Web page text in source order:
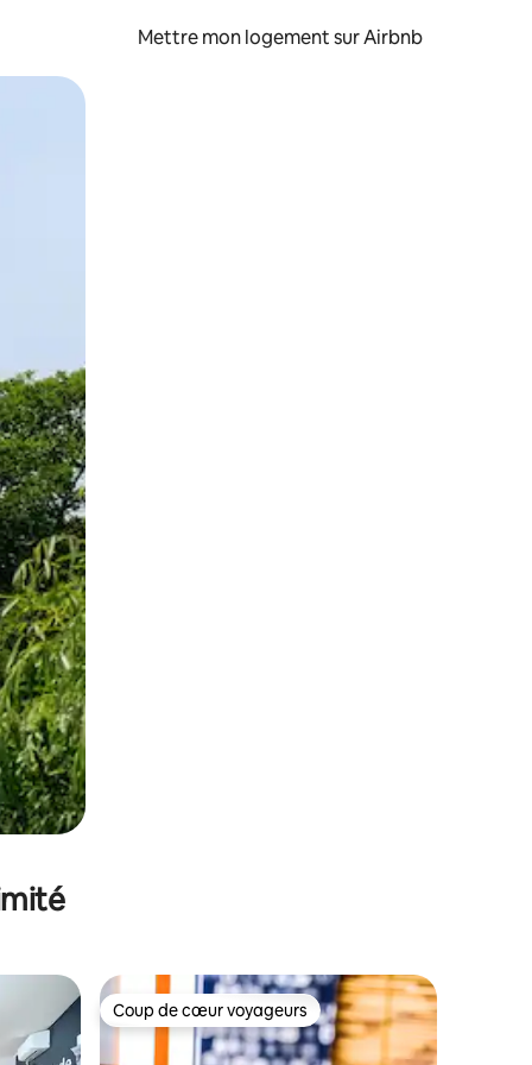
Mettre mon logement sur Airbnb
glisser.
Coup de cœur voyageurs
Coup de cœur voyageurs